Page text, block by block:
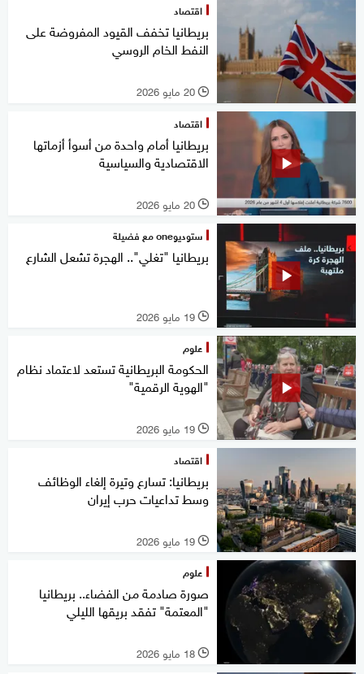
اقتصاد
بريطانيا تخفف القيود المفروضة على
النفط الخام الروسي
l 20 مايو 2026
اقتصاد
بريطانيا أمام واحدة من أسوأ أزماتها
الاقتصادية والسياسية
l 20 مايو 2026
ستوديوone مع فضيلة
بريطانيا "تغلي".. الهجرة تشعل الشارع
l 19 مايو 2026
علوم
الحكومة البريطانية تستعد لاعتماد نظام
"الهوية الرقمية"
l 19 مايو 2026
اقتصاد
بريطانيا: تسارع وتيرة إلغاء الوظائف
وسط تداعيات حرب إيران
l 19 مايو 2026
علوم
صورة صادمة من الفضاء.. بريطانيا
"المعتمة" تفقد بريقها الليلي
l 18 مايو 2026